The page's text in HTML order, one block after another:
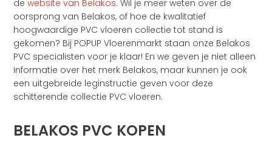
dewebsite van Belakos. Wil je meer weten over de
oorsprong van Belakos, of hoe de kwalitatief
hoogwaardige PVC vloeren collectie tot stand is
gekomen? Bij POPUP Vloerenmarkt staan onze Belakos
PVC specialisten voor je klaar! En we geven je niet alleen
informatie over het merk Belakos, maar kunnen je ook
een uitgebreide leginstructie geven voor deze
schitterende collectie PVC vloeren.
BELAKOS PVC KOPEN